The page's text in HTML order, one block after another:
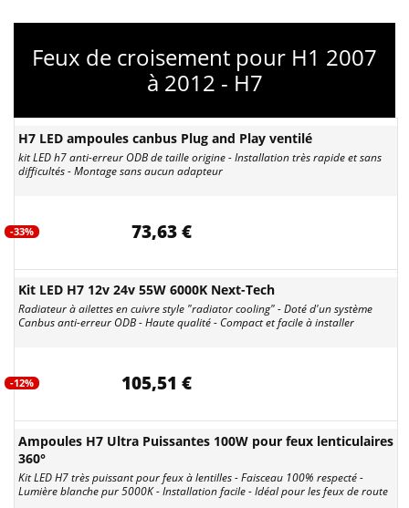
Feux de croisement pour H1 2007
à 2012 - H7
H7 LED ampoules canbus Plug and Play ventilé
kit LED h7 anti-erreur ODB de taille origine - Installation très rapide et sans
difficultés - Montage sans aucun adapteur
-33% 73,63 €
Kit LED H7 12v 24v 55W 6000K Next-Tech
Radiateur à ailettes en cuivre style "radiator cooling" - Doté d'un système
Canbus anti-erreur ODB - Haute qualité - Compact et facile à installer
-12% 105,51 €
Ampoules H7 Ultra Puissantes 100W pour feux lenticulaires
360°
Kit LED H7 très puissant pour feux à lentilles - Faisceau 100% respecté -
Lumière blanche pur 5000K - Installation facile - Idéal pour les feux de route